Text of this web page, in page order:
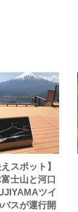
スポット】
士山と河口
ツイ
スが運行開